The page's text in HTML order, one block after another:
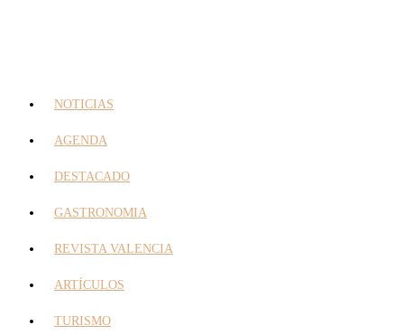
NOTICIAS
AGENDA
DESTACADO
GASTRONOMIA
REVISTA VALENCIA
ARTÍCULOS
TURISMO